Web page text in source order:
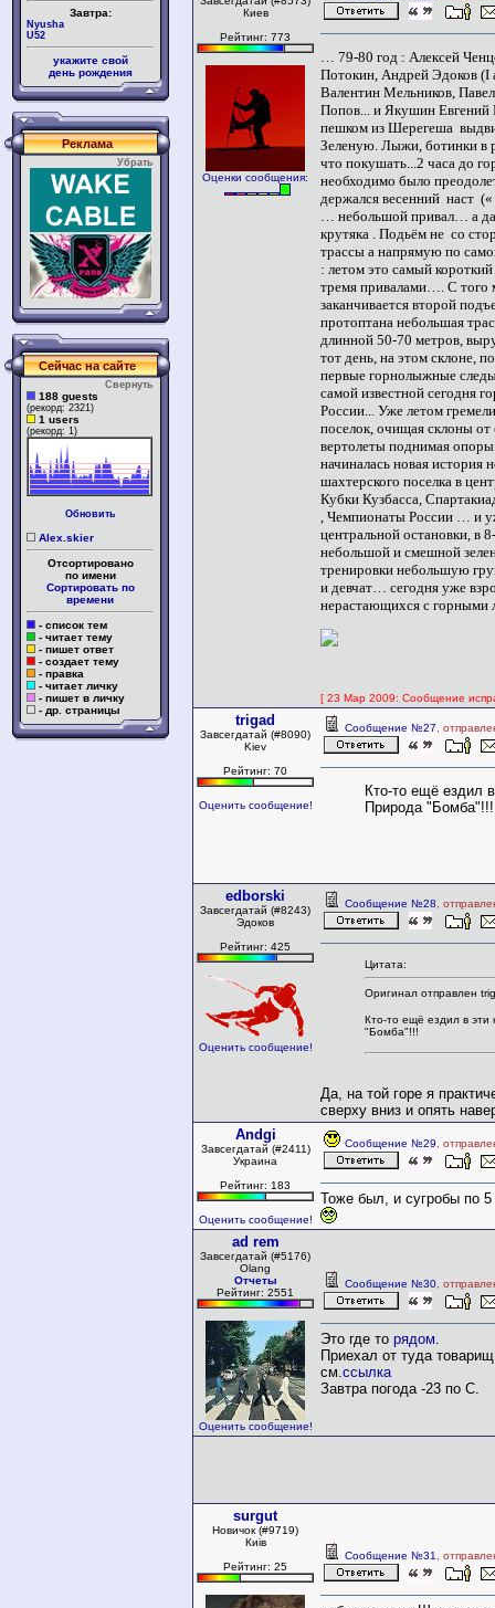
Завтра:
Nyusha
U52
укажите свой
день рождения
Реклама
Убрать
Сейчас на сайте
Свернуть
188 guests
(рекорд: 2321)
1 users
(рекорд: 1)
Обновить
Alex.skier
Отсортировано
по имени
Сортировать по
времени
- список тем
- читает тему
- пишет ответ
- создает тему
- правка
- читает личку
- пишет в личку
- др. страницы
Киев
Рейтинг: 773
Оценки сообщения:
… 79-80 год : Алексей
Потокин, Андрей Эдоков (I
Валентин Мельников,
Попов... и Якушин Евгений
пешком из Шерегеша
Зеленую. Лыжи, ботинки в
что покушать...2 часа до
необходимо было
держался весенний наст
… небольшой привал… а
крутяка . Подьём не со
трассы а напрямую по
: летом это самый
тремя привалами…. С того
заканчивается второй
протоптана небольшая
длинной 50-70 метров,
тот день, на этом склоне,
первые горнолыжные
самой известной сегодня
России... Уже летом
поселок, очищая склоны от
вертолеты поднимая опоры
начиналась новая история
шахтерского поселка в
Кубки Кузбасса,
, Чемпионаты России … и
центральной остановки, в
небольшой и смешной
тренировки небольшую
и девчат… сегодня уже
нерастающихся с
[ 23 Мар 2009: Сообщение
trigad
Завсегдатай (#8090)
Kiev
Рейтинг: 70
Оценить сообщение!
Сообщение №27 ,
Кто-то ещё ездил
Природа
edborski
Завсегдатай (#8243)
Эдоков
Рейтинг: 425
Оценить сообщение!
Сообщение №28 ,
Цитата:
Оригинал отправлен
Кто-то ещё ездил в эти
"Бомба"!!!
Да, на той горе я
сверху вниз и опять
Andgi
Завсегдатай (#2411)
Украина
Рейтинг: 183
Оценить сообщение!
Сообщение №29 ,
Тоже был, и сугробы по
ad rem
Завсегдатай (#5176)
Olang
Отчеты
Рейтинг: 2551
Оценить сообщение!
Сообщение №30 ,
Это где то рядом.
Приехал от туда
см.ссылка
Завтра погода -23 по С.
surgut
Новичок (#9719)
Киiв
Рейтинг: 25
Сообщение №31 ,